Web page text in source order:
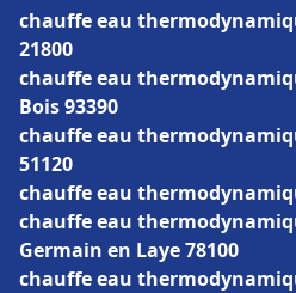
chauffe eau
21800
chauffe eau
Bois 93390
chauffe eau
51120
chauffe eau
chauffe eau
Germain en Laye 78100
chauffe eau